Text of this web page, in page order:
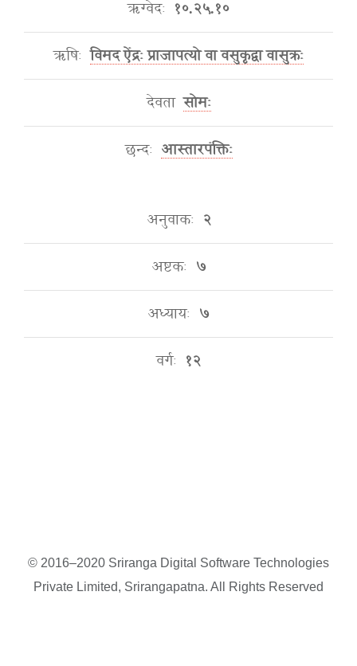
ऋग्वेदः १०.२५.१०
ऋषिः विमद ऐंद्रः प्राजापत्यो वा वसुकृद्वा वासुक्रः
देवता सोमः
छन्दः आस्तारपंक्तिः
अनुवाकः २
अष्टकः ७
अध्यायः ७
वर्गः १२
© 2016–2020 Sriranga Digital Software Technologies
Private Limited, Srirangapatna. All Rights Reserved